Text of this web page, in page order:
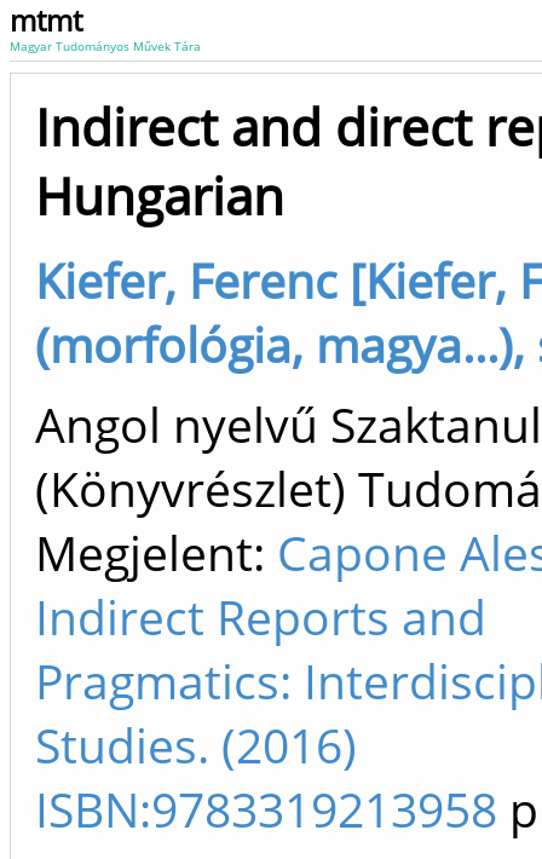
mtmt
Magyar Tudományos Művek Tára
Indirect and direct
Hungarian
Kiefer, Ferenc [Kiefer,
(morfológia, magya...),
Angol nyelvű
(Könyvrészlet)
Megjelent: Capone
Indirect Reports and
Pragmatics:
Studies. (2016)
ISBN:9783319213958